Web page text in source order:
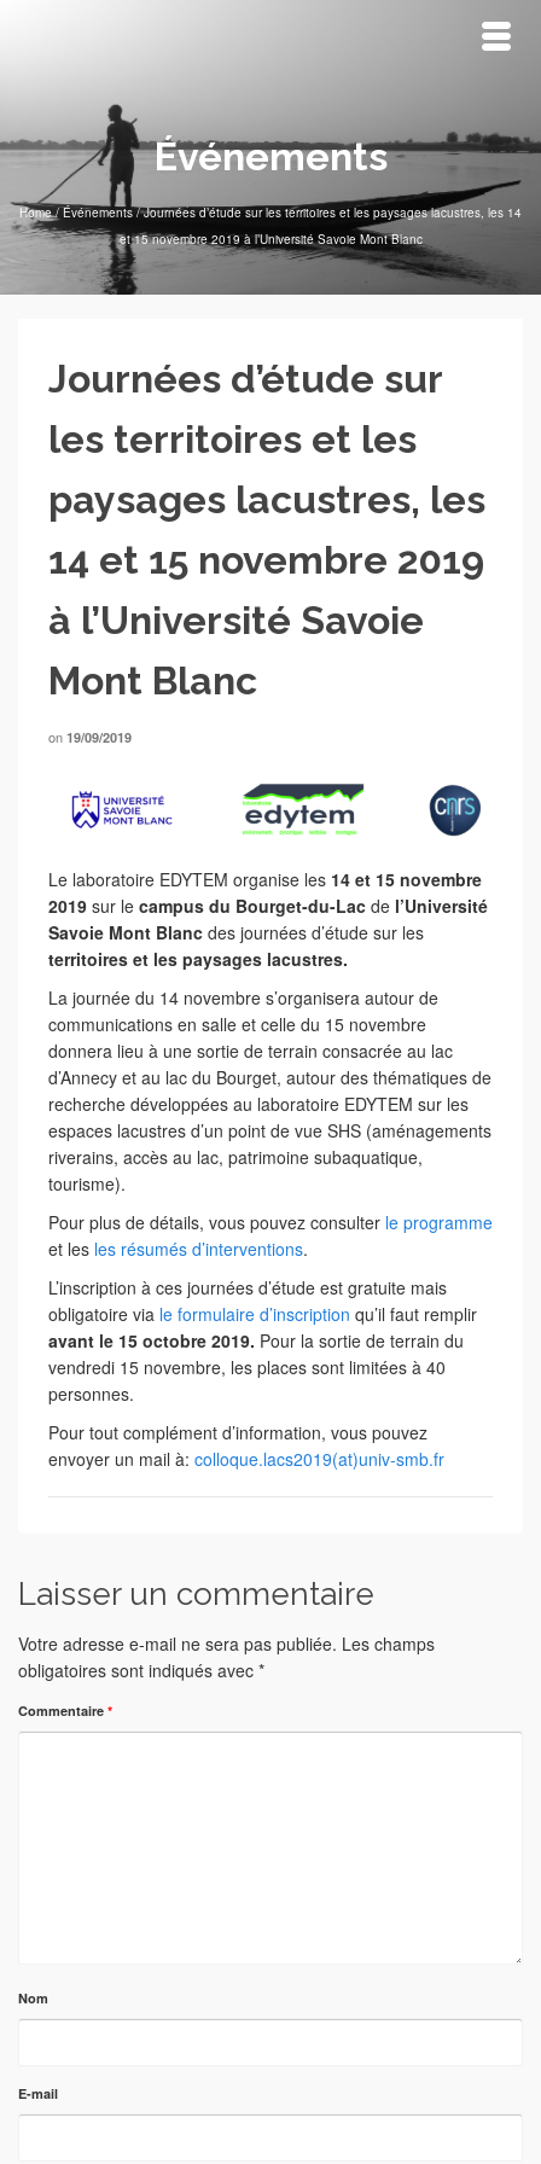
Événements
Home / Événements / Journées d’étude sur les territoires et les paysages lacustres, les 14
et 15 novembre 2019 à l’Université Savoie Mont Blanc
Journées d’étude sur
les territoires et les
paysages lacustres, les
14 et 15 novembre 2019
à l’Université Savoie
Mont Blanc
on 19/09/2019
Le laboratoire EDYTEM organise les 14 et 15 novembre
2019 sur le campus du Bourget-du-Lac de l’Université
Savoie Mont Blanc des journées d’étude sur les
territoires et les paysages lacustres.
La journée du 14 novembre s’organisera autour de
communications en salle et celle du 15 novembre
donnera lieu à une sortie de terrain consacrée au lac
d’Annecy et au lac du Bourget, autour des thématiques de
recherche développées au laboratoire EDYTEM sur les
espaces lacustres d’un point de vue SHS (aménagements
riverains, accès au lac, patrimoine subaquatique,
tourisme).
Pour plus de détails, vous pouvez consulter le programme
et les les résumés d’interventions.
L’inscription à ces journées d’étude est gratuite mais
obligatoire via le formulaire d’inscription qu’il faut remplir
avant le 15 octobre 2019. Pour la sortie de terrain du
vendredi 15 novembre, les places sont limitées à 40
personnes.
Pour tout complément d’information, vous pouvez
envoyer un mail à: colloque.lacs2019(at)univ-smb.fr
Laisser un commentaire
Votre adresse e-mail ne sera pas publiée. Les champs
obligatoires sont indiqués avec *
Commentaire *
Nom
E-mail